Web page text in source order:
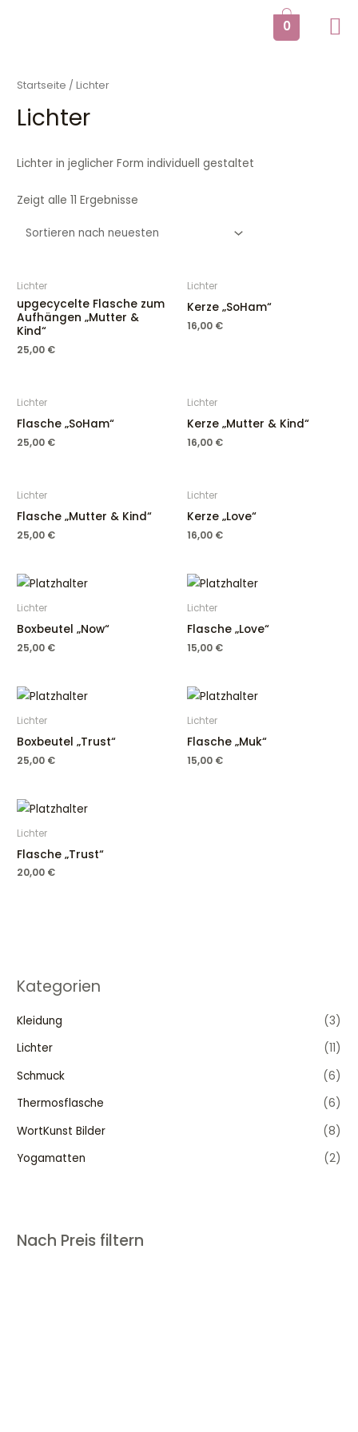
0
Kategorien
Kleidung
(3)
Lichter
(11)
Schmuck
(6)
Thermosflasche
(6)
WortKunst Bilder
(8)
Yogamatten
(2)
Nach Preis filtern
Startseite / Lichter
Lichter
Lichter in jeglicher Form individuell gestaltet
Zeigt alle 11 Ergebnisse
Lichter
upgecycelte Flasche zum
Aufhängen „Mutter &
Kind“
25,00 €
Lichter
Kerze „SoHam“
16,00 €
Lichter
Flasche „SoHam“
25,00 €
Lichter
Kerze „Mutter & Kind“
16,00 €
Lichter
Flasche „Mutter & Kind“
25,00 €
Lichter
Kerze „Love“
16,00 €
Lichter
Boxbeutel „Now“
25,00 €
Lichter
Flasche „Love“
15,00 €
Lichter
Boxbeutel „Trust“
25,00 €
Lichter
Flasche „Muk“
15,00 €
Lichter
Flasche „Trust“
20,00 €